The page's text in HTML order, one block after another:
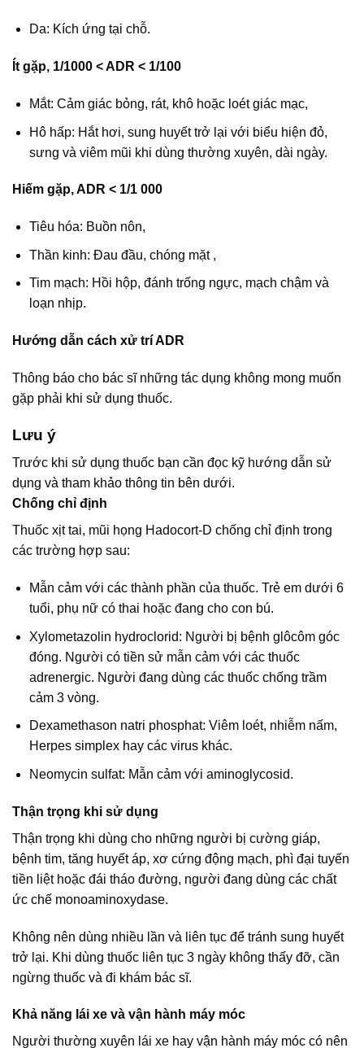
Da: Kích ứng tại chỗ.
Ít gặp, 1/1000 < ADR < 1/100
Mắt: Cảm giác bỏng, rát, khô hoặc loét giác mạc,
Hô hấp: Hắt hơi, sung huyết trở lại với biểu hiện đỏ,
sưng và viêm mũi khi dùng thường xuyên, dài ngày.
Hiếm gặp, ADR < 1/1 000
Tiêu hóa: Buồn nôn,
Thần kinh: Đau đầu, chóng mặt ,
Tim mạch: Hồi hộp, đánh trống ngực, mạch chậm và
loạn nhịp.
Hướng dẫn cách xử trí ADR
Thông báo cho bác sĩ những tác dụng không mong muốn
gặp phải khi sử dụng thuốc.
Lưu ý
Trước khi sử dụng thuốc bạn cần đọc kỹ hướng dẫn sử
dụng và tham khảo thông tin bên dưới.
Chống chỉ định
Thuốc xịt tai, mũi họng Hadocort-D chống chỉ định trong
các trường hợp sau:
Mẫn cảm với các thành phần của thuốc. Trẻ em dưới 6
tuổi, phụ nữ có thai hoặc đang cho con bú.
Xylometazolin hydroclorid: Người bị bệnh glôcôm góc
đóng. Người có tiền sử mẫn cảm với các thuốc
adrenergic. Người đang dùng các thuốc chống trầm
cảm 3 vòng.
Dexamethason natri phosphat: Viêm loét, nhiễm nấm,
Herpes simplex hay các virus khác.
Neomycin sulfat: Mẫn cảm với aminoglycosid.
Thận trọng khi sử dụng
Thận trọng khi dùng cho những người bị cường giáp,
bệnh tim, tăng huyết áp, xơ cứng động mạch, phì đại tuyến
tiền liệt hoặc đái tháo đường, người đang dùng các chất
ức chế monoaminoxydase.
Không nên dùng nhiều lần và liên tục để tránh sung huyết
trở lại. Khi dùng thuốc liên tục 3 ngày không thấy đỡ, cần
ngừng thuốc và đi khám bác sĩ.
Khả năng lái xe và vận hành máy móc
Người thường xuyên lái xe hay vận hành máy móc có nên